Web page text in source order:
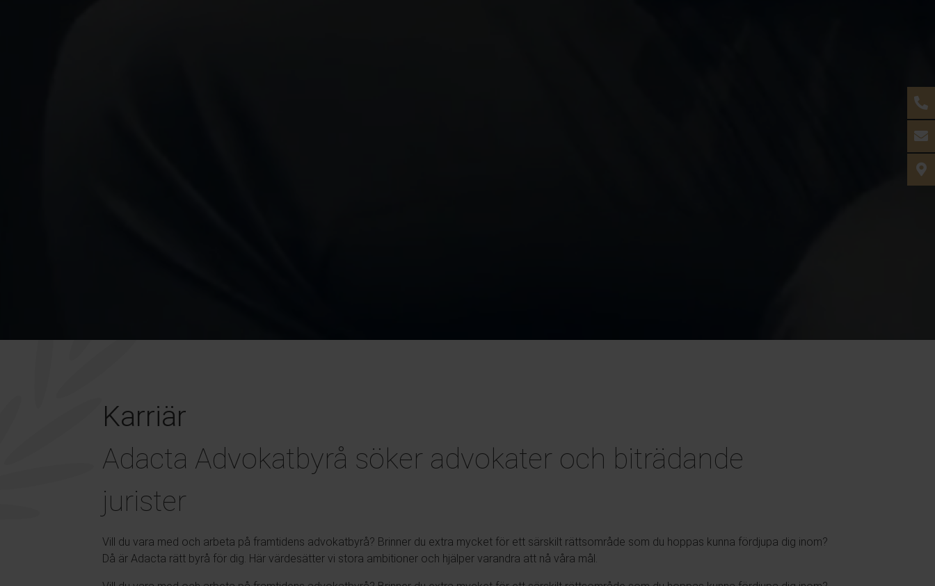
Karriär
Adacta Advokatbyrå söker advokater och biträdande
jurister
Vill du vara med och arbeta på framtidens advokatbyrå? Brinner du extra mycket för ett särskilt rättsområde som du hoppas kunna fördjupa dig inom?
Då är Adacta rätt byrå för dig. Här värdesätter vi stora ambitioner och hjälper varandra att nå våra mål.